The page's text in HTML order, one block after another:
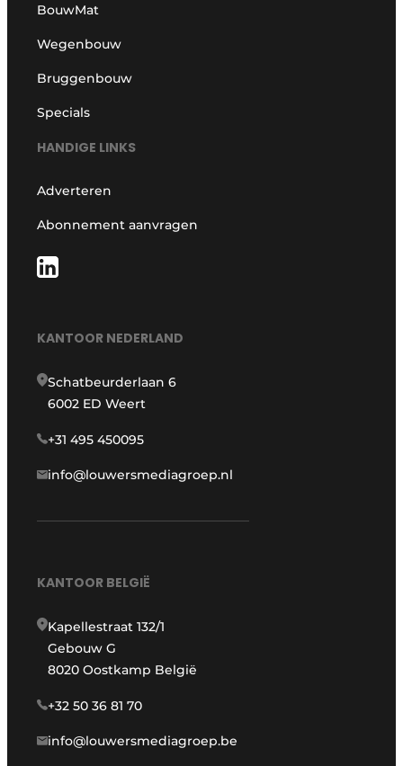
BouwMat
Wegenbouw
Bruggenbouw
Specials
HANDIGE LINKS
Adverteren
Abonnement aanvragen
KANTOOR NEDERLAND
Schatbeurderlaan 6
6002 ED Weert
+31 495 450095
info@louwersmediagroep.nl
KANTOOR BELGIË
Kapellestraat 132/1
Gebouw G
8020 Oostkamp België
+32 50 36 81 70
info@louwersmediagroep.be